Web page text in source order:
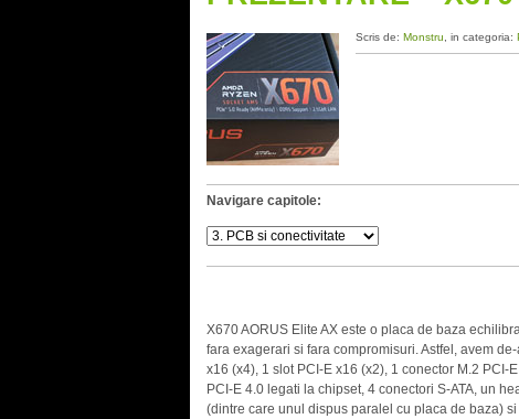
Scris de: Monstru , in categoria:
Navigare capitole:
X670 AORUS Elite AX este o placa de baza
fara exagerari si fara compromisuri. Astfel, avem
x16 (x4), 1 slot PCI-E x16 (x2), 1 conector M.2 PCI-
PCI-E 4.0 legati la chipset, 4 conectori S-ATA, un
(dintre care unul dispus paralel cu placa de baza)